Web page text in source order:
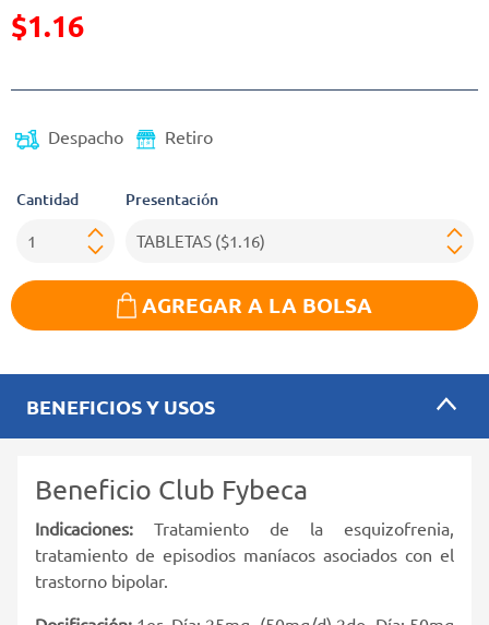
$1.16
Despacho Retiro
Cantidad Presentación
AGREGAR A LA BOLSA
BENEFICIOS Y USOS
Beneficio Club Fybeca
Indicaciones: Tratamiento de la esquizofrenia,
tratamiento de episodios maníacos asociados con el
trastorno bipolar.